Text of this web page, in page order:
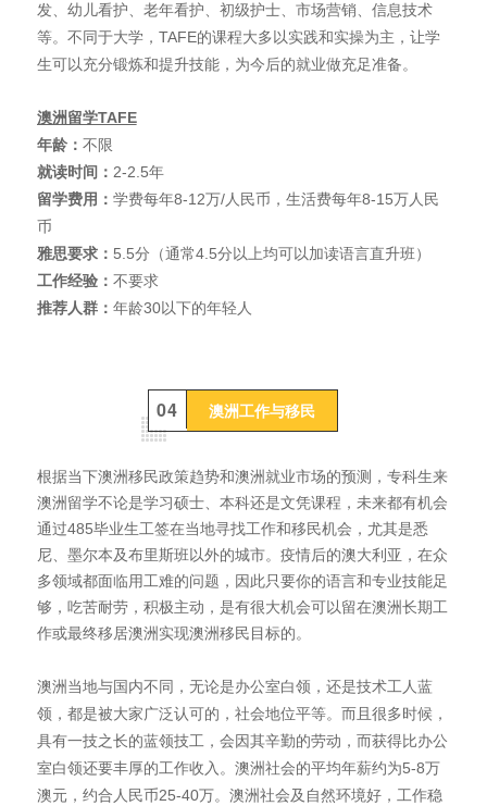
发、幼儿看护、老年看护、初级护士、市场营销、信息技术
等。不同于大学，TAFE的课程大多以实践和实操为主，让学
生可以充分锻炼和提升技能，为今后的就业做充足准备。
澳洲留学TAFE
年龄： 不限
就读时间： 2-2.5年
留学费用： 学费每年8-12万/人民币，生活费每年8-15万人民
币
雅思要求： 5.5分（通常4.5分以上均可以加读语言直升班）
工作经验： 不要求
推荐人群： 年龄30以下的年轻人
04 澳洲工作与移民
根据当下澳洲移民政策趋势和澳洲就业市场的预测，专科生来
澳洲留学不论是学习硕士、本科还是文凭课程，未来都有机会
通过485毕业生工签在当地寻找工作和移民机会，尤其是悉
尼、墨尔本及布里斯班以外的城市。 疫情后的澳大利亚，在众
多领域都面临用工难的问题，因此只要你的语言和专业技能足
够，吃苦耐劳，积极主动，是有很大机会可以留在澳洲长期工
作或最终移居澳洲实现澳洲移民目标的。
澳洲当地与国内不同，无论是办公室白领，还是技术工人蓝
领，都是被大家广泛认可的，社会地位平等。而且很多时候，
具有一技之长的蓝领技工，会因其辛勤的劳动，而获得比办公
室白领还要丰厚的工作收入。澳洲社会的平均年薪约为5-8万
澳元，约合人民币25-40万。澳洲社会及自然环境好，工作稳